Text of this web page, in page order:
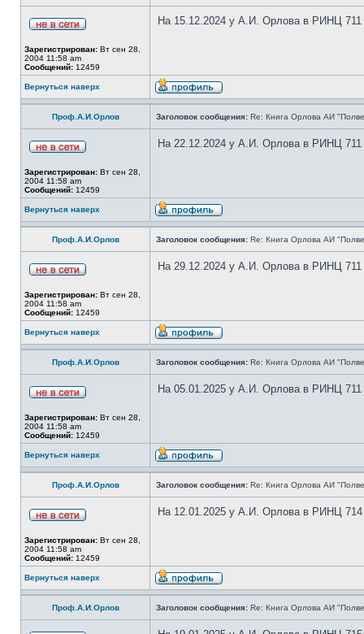
Зарегистрирован: Вт сен 28,
2004 11:58 am
Сообщений: 12459
На 15.12.2024 у А.И. Орлова в РИНЦ 711
Вернуться наверх
Проф.А.И.Орлов Заголовок сообщения: Re: Книга Орлова АИ
Зарегистрирован: Вт сен 28,
2004 11:58 am
Сообщений: 12459
На 22.12.2024 у А.И. Орлова в РИНЦ 711
Вернуться наверх
Проф.А.И.Орлов Заголовок сообщения: Re: Книга Орлова АИ
Зарегистрирован: Вт сен 28,
2004 11:58 am
Сообщений: 12459
На 29.12.2024 у А.И. Орлова в РИНЦ 711
Вернуться наверх
Проф.А.И.Орлов Заголовок сообщения: Re: Книга Орлова АИ
Зарегистрирован: Вт сен 28,
2004 11:58 am
Сообщений: 12459
На 05.01.2025 у А.И. Орлова в РИНЦ 711
Вернуться наверх
Проф.А.И.Орлов Заголовок сообщения: Re: Книга Орлова АИ
Зарегистрирован: Вт сен 28,
2004 11:58 am
Сообщений: 12459
На 12.01.2025 у А.И. Орлова в РИНЦ 714
Вернуться наверх
Проф.А.И.Орлов Заголовок сообщения: Re: Книга Орлова АИ